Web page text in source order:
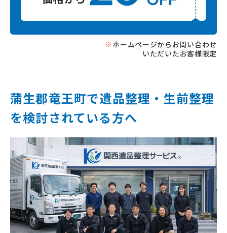
※ ホームページからお問い合わせ
いただいたお客様限定
蒲生郡竜王町で遺品整理‧⽣前整理
を検討されている⽅へ